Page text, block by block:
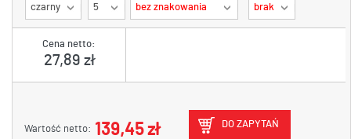
Cena netto:
27,89 zł
Wartość netto: 139,45 zł DO ZAPYTAŃ
czarny 5 bez znakowania brak